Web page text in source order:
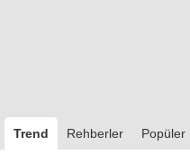
Trend Rehberler Popüler